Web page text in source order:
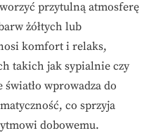
przytulną atmosferę
żółtych lub
komfort i relaks,
takich jak sypialnie czy
światło wprowadza do
co sprzyja
dobowemu.